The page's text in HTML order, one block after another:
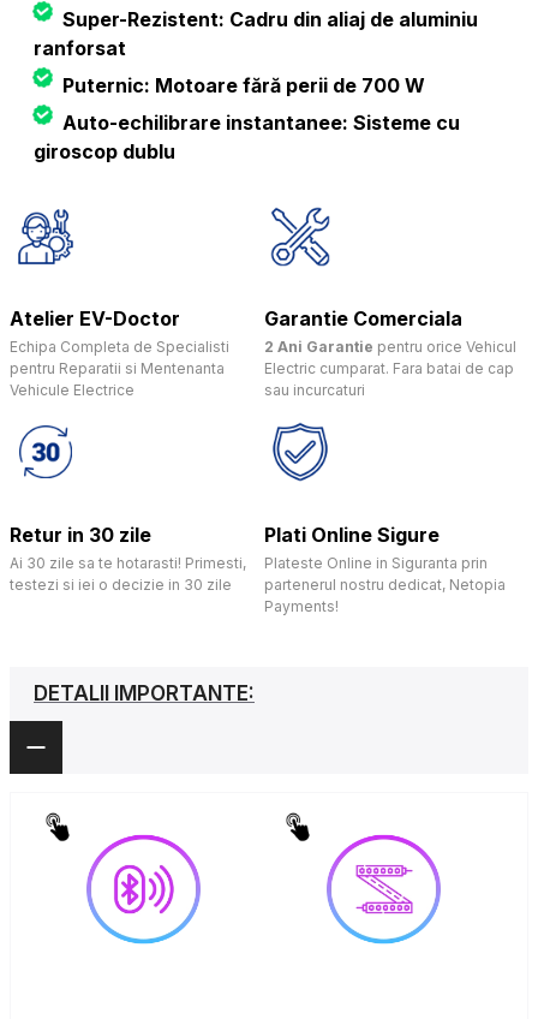
Super-Rezistent: Cadru din aliaj de aluminiu
ranforsat
Puternic: Motoare fără perii de 700 W
Auto-echilibrare instantanee: Sisteme cu
giroscop dublu
Atelier EV-Doctor
Echipa Completa de Specialisti
pentru Reparatii si Mentenanta
Vehicule Electrice
Garantie Comerciala
2 Ani Garantie pentru orice Vehicul
Electric cumparat. Fara batai de cap
sau incurcaturi
Retur in 30 zile
Ai 30 zile sa te hotarasti! Primesti,
testezi si iei o decizie in 30 zile
Plati Online Sigure
Plateste Online in Siguranta prin
partenerul nostru dedicat, Netopia
Payments!
DETALII IMPORTANTE: